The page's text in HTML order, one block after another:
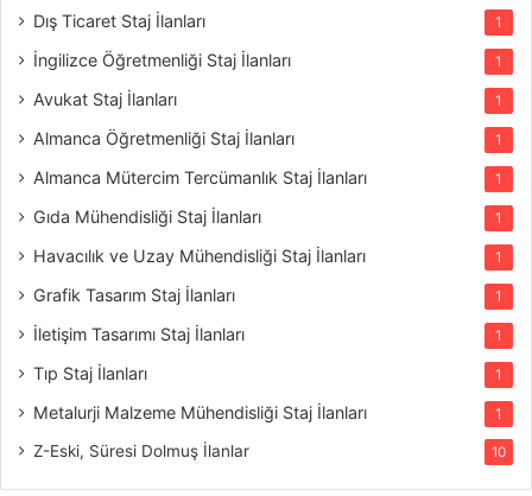
Dış Ticaret Staj İlanları 1
İngilizce Öğretmenliği Staj İlanları 1
Avukat Staj İlanları 1
Almanca Öğretmenliği Staj İlanları 1
Almanca Mütercim Tercümanlık Staj İlanları 1
Gıda Mühendisliği Staj İlanları 1
Havacılık ve Uzay Mühendisliği Staj İlanları 1
Grafik Tasarım Staj İlanları 1
İletişim Tasarımı Staj İlanları 1
Tıp Staj İlanları 1
Metalurji Malzeme Mühendisliği Staj İlanları 1
Z-Eski, Süresi Dolmuş İlanlar 10